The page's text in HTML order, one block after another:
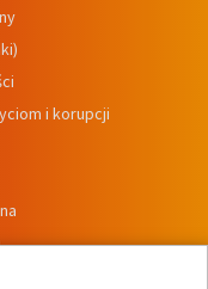
i korupcji